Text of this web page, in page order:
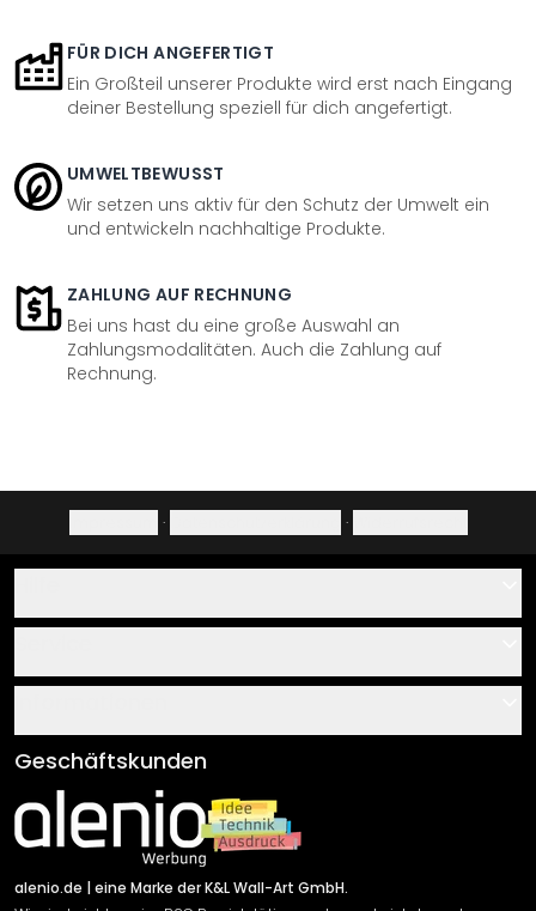
FÜR DICH ANGEFERTIGT
Ein Großteil unserer Produkte wird erst nach Eingang
deiner Bestellung speziell für dich angefertigt.
UMWELTBEWUSST
Wir setzen uns aktiv für den Schutz der Umwelt ein
und entwickeln nachhaltige Produkte.
ZAHLUNG AUF RECHNUNG
Bei uns hast du eine große Auswahl an
Zahlungsmodalitäten. Auch die Zahlung auf
Rechnung.
· ·
Über uns
Klebe- und Montageanleitungen
Newsletter An-/Abmeldung
Sendungsverfolgung
AGB
Impressum
Versand & Zahlung
Rücksendung
Geschäftskunden
alenio.de | eine Marke der K&L Wall-Art GmbH.